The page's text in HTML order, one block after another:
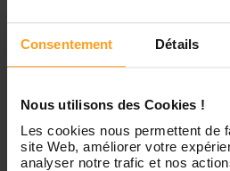
Consentement Détails
Nous utilisons des Cookies !
Les cookies nous permettent de
site Web, améliorer votre
analyser notre trafic et nos
Dimanche
Services proposés